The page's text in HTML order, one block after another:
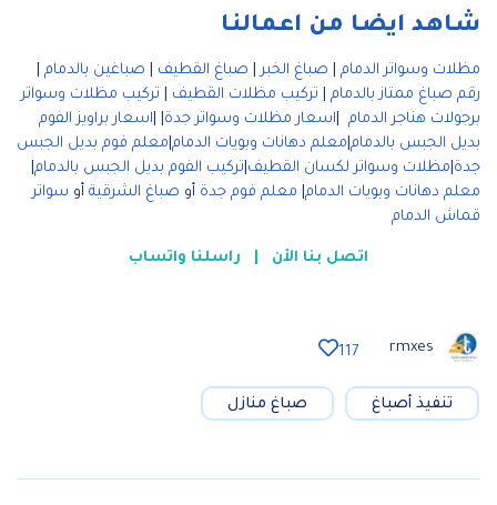
شاهد ايضا من اعمالنا
مظلات وسواتر الدمام صباغ الخبر صباغ القطيف صباغين بالدمام
رقم صباغ ممتاز بالدمام
تركيب مظلات القطيف
تركيب مظلات وسواتر
برجولات هناجر الدمام
اسعار مظلات وسواتر جدة
اسعار براويز الفوم
بديل الجبس بالدمام معلم دهانات وبويات الدمام معلم فوم بديل الجبس
جدة مظلات وسواتر لكسان القطيف تركيب الفوم بديل الجبس بالدمام
معلم دهانات وبويات الدمام معلم فوم جدة أو صباغ الشرقية أو سواتر
قماش الدمام
اتصل بنا الأن راسلنا واتساب
rmxes
117
تنفيذ أصباغ صباغ منازل